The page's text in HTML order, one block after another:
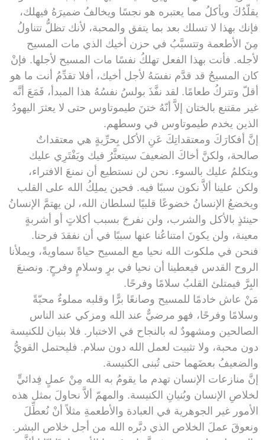
يقلّدُكَ ويأكلُ مما يعتبره هو نجسًا ويخالفُ ضميرَهُ فيهلك،
فإنك بهذا لا تسلك بعد بما يتفق والمحبة، لأنك تظلُّ تتناولُ
مِنَ الأطعمة وتتسبَّبُ في حزن أخيك الذي مات المسيح
لأجله. فأنت بهذا الفعل تهلكُ نفسًا مات المسيح لأجلها. فإنْ
كان المسيحُ قد قدَّم نفسَهُ لأجل أخيك، أفلا تقدِّمُ أنت ما هو
أقلّ وتتركُ طعامًا. لقد نفَّذَ بولسُ نفسُهُ هذا المبدأ، فَمَعَ أنَّه
غير مقتنع بالختان إلاَّ أنّهُ ختنَ طيموتاوس حتى لا يعثرَ اليهودُ
الذين يخدم طيموتاوس في وسطهم.
إنَّ أفكارَكَ ومعتقداتِكَ عَنِ الأكل بِحرِّيةٍ هي معتقداتٌ
صالحة، ولكنَّ أخاكَ الضعيفَ سيتعثَّرُ فيك ويَفْتَرِي عليك
ويتكلمُ عليك بالسوء. نحن لن نستطيع أن نمنعَ الافتراء،
ولكن علينا ألاَّ نكون سببًا فيه. فحين يملِكُ الله على القلب
ويخضعُ الإنسانُ خضوعًا قلبيًا لسلطان الله، لن يهتمَّ الإنسانُ
حينئذٍ بالأكل والشرب، ولن نفرحَ بسبب أكلاتٍ أو أشربةٍ
معينة، ولن يكونَ امتناعُنا عنها سببًا في أن نفقدَ فرحنا.
فنحن في ملكوت الله نحيا مع المسيح حياةً سماويةً، ويملأنا
الروح القدس فيعطينا أن نحيا في برٍ وسلامٍ وفرحٍ. ونصنعَ
البِرَّ فيمتلئ القلبُ سلامًا وفرحًا.
مَنْ عاش خادمًا للمسيح وصانعًا برًّا وقلبه مملوءٌ محبّةً
وسلامًا وفرحًا، فهو مرضيٌّ عند الله ومزكي عند الناس
الصالحين ومشهودٌ له بالنجاح في الاختبار. فلا بنيان للكنيسة
دون محبة، ولا تثبيت لعمل الله دون سلام. فليحتمل القويُّ
والضعيفُ بعضَهما حتى تُبنى الكنيسة.
إنَّ منازعات الإنسان تهدم ما يقومُ به الله مِنْ عملٍ فِدائيٍّ
لخلاصِ الإنسان وبُنيانِ الكنيسة. والمهمّ ألاَّ نحاولَ بمثل هذه
الأمور غير الجوهرية في العبادة والأطعمةِ مثلاً أنْ نُعطِّلَ
ونعوقَ عملَ الخلاص الذي دبَّره الله من أجل خلاص البشر.